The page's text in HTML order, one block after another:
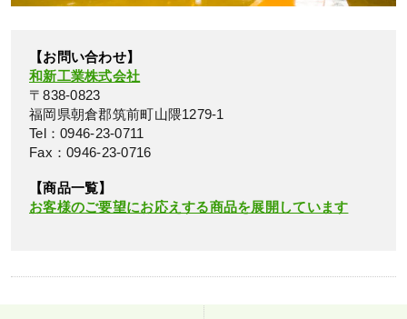
【お問い合わせ】
和新工業株式会社
〒838-0823
福岡県朝倉郡筑前町山隈1279‐1
Tel：0946-23-0711
Fax：0946-23-0716
【商品一覧】
お客様のご要望にお応えする商品を展開しています